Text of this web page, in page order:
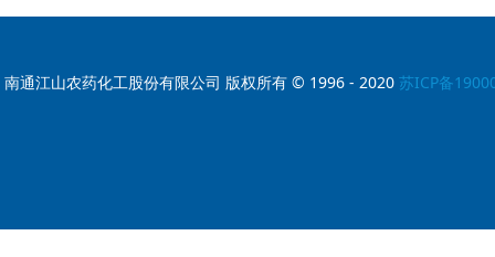
南通江山农药化工股份有限公司 版权所有 © 1996 - 2020 苏ICP备